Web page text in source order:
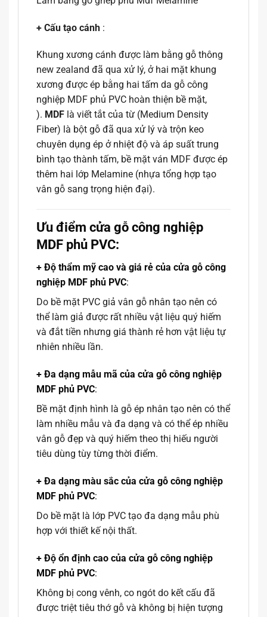
+ Cấu tạo cánh :
Khung xương cánh được làm bằng gỗ thông
new zealand đã qua xử lý, ở hai mặt khung
xương được ép bằng hai tấm da gỗ công
nghiệp MDF phủ PVC hoàn thiện bề mặt,
). MDF là viết tắt của từ (Medium Density
Fiber) là bột gỗ đã qua xử lý và trộn keo
chuyên dụng ép ở nhiệt độ và áp suất trung
bình tạo thành tấm, bề mặt ván MDF được ép
thêm hai lớp Melamine (nhựa tổng hợp tạo
vân gỗ sang trọng hiện đại).
Ưu điểm cửa gỗ công nghiệp
MDF phủ PVC:
+ Độ thẩm mỹ cao và giá rẻ của cửa gỗ công
nghiệp MDF phủ PVC:
Do bề mặt PVC giả vân gỗ nhân tạo nên có
thể làm giả được rất nhiều vật liệu quý hiếm
và đắt tiền nhưng giá thành rẻ hơn vật liệu tự
nhiên nhiều lần.
+ Đa dạng mẫu mã của cửa gỗ công nghiệp
MDF phủ PVC:
Bề mặt định hình là gỗ ép nhân tạo nên có thể
làm nhiều mẫu và đa dạng và có thể ép nhiều
vân gỗ đẹp và quý hiếm theo thị hiếu người
tiêu dùng tùy từng thời điểm.
+ Đa dạng màu sắc của cửa gỗ công nghiệp
MDF phủ PVC:
Do bề mặt là lớp PVC tạo đa dạng mẫu phù
hợp với thiết kế nội thất.
+ Độ ổn định cao của cửa gỗ công nghiệp
MDF phủ PVC:
Không bị cong vênh, co ngót do kết cấu đã
được triệt tiêu thớ gỗ và không bị hiện tượng